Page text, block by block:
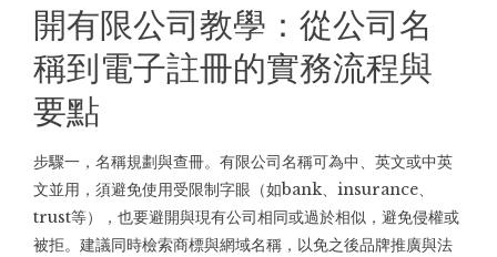
開有限公司教學：從公司名
稱到電子註冊的實務流程與
要點
步驟一，名稱規劃與查冊。有限公司名稱可為中、英文或中英
文並用，須避免使用受限制字眼（如bank、insurance、
trust等），也要避開與現有公司相同或過於相似，避免侵權或
被拒。建議同時檢索商標與網域名稱，以免之後品牌推廣與法